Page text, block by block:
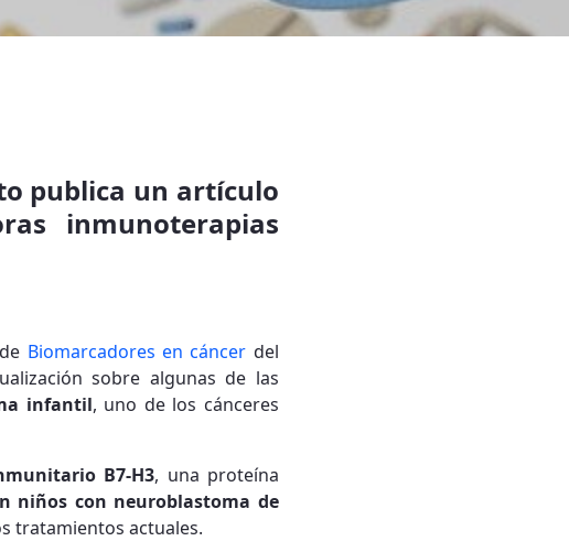
publica un artículo
inmunoterapias
Biomarcadores en cáncer del
sobre algunas de las
infantil, uno de los cánceres
B7-H3, una proteína
niños con neuroblastoma de
tratamientos actuales.